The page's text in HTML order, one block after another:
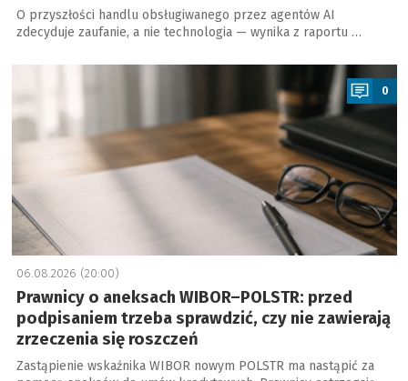
O przyszłości handlu obsługiwanego przez agentów AI
zdecyduje zaufanie, a nie technologia — wynika z raportu …
a
0
06.08.2026 (20:00)
Prawnicy o aneksach WIBOR–POLSTR: przed
podpisaniem trzeba sprawdzić, czy nie zawierają
zrzeczenia się roszczeń
Zastąpienie wskaźnika WIBOR nowym POLSTR ma nastąpić za